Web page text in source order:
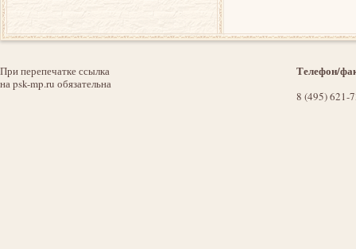
При перепечатке ссылка
на psk-mp.ru обязательна
Телефон/
8 (495) 621-